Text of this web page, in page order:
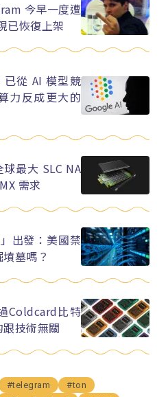
今早一度遭
已恢復上架
從 AI 模型競
力反成更大的
最大 SLC NA
需求
出發：美國禁
墓嗎？
Coldcard比特
技術無關
#telegram
#ton